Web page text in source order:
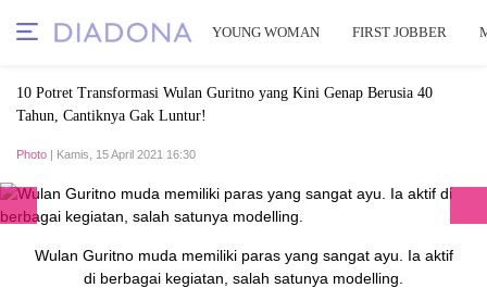
YOUNG WOMAN FIRST JOBBER
10 Potret Transformasi Wulan Guritno yang Kini Genap Berusia 40
Tahun, Cantiknya Gak Luntur!
Photo | Kamis, 15 April 2021 16:30
Wulan Guritno muda memiliki paras yang sangat ayu. Ia aktif
di berbagai kegiatan, salah satunya modelling.